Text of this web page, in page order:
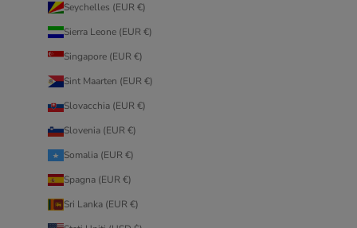
Seychelles (EUR €)
Sierra Leone (EUR €)
Singapore (EUR €)
Sint Maarten (EUR €)
Slovacchia (EUR €)
Slovenia (EUR €)
Somalia (EUR €)
Spagna (EUR €)
Sri Lanka (EUR €)